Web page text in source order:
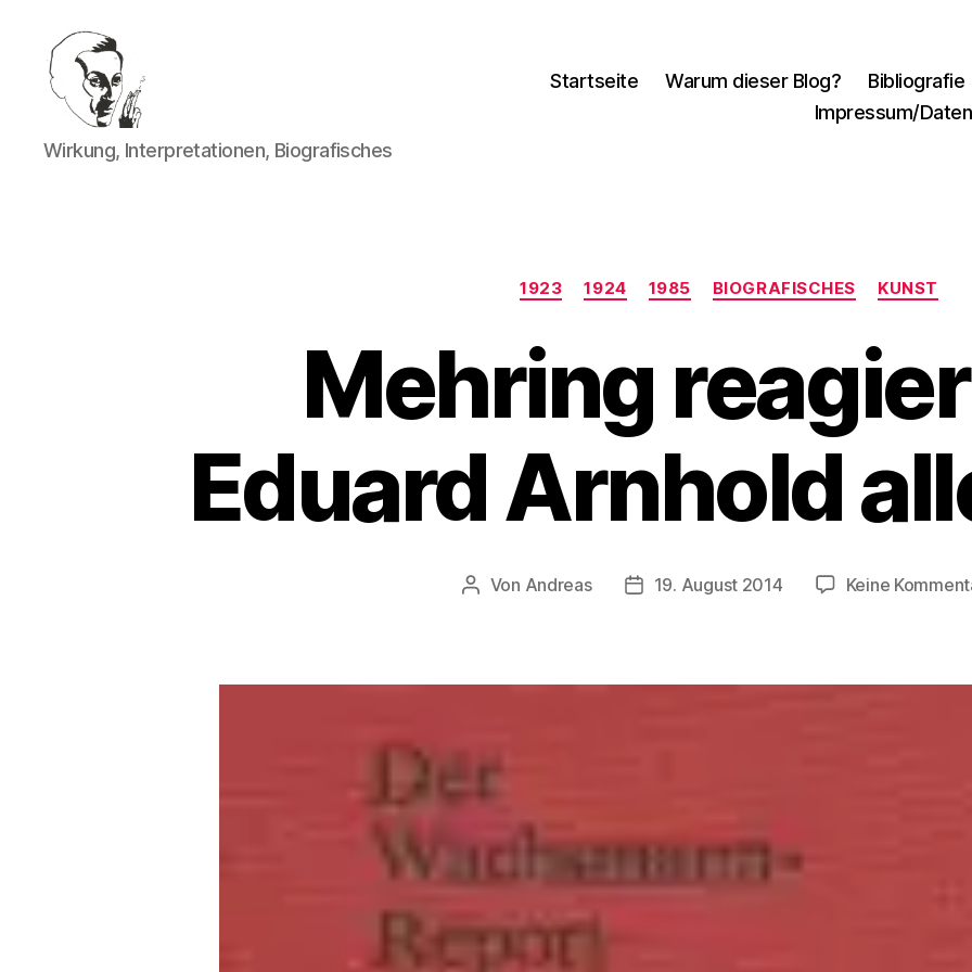
Walter
Mehring
Wirkung, Interpretationen, Biografisches
Startseite Warum dieser Blog? Bibliografie
Impressum/
Kategorien
1923 1924 1985 BIOGRAFISCHES KUNST
Mehring
Eduard Arnhold
Beitragsautor
Von Andreas Beitragsdatum
19. August 2014 Keine